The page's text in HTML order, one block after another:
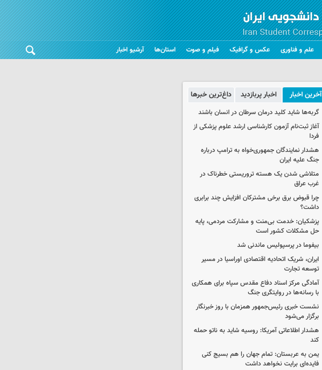
علم و فناوری عکس و گرافیک فیلم و صوت استان‌ها آرشیو اخبار
آخرین اخبار اخبار پربازدید داغ‌ترین خبرها
گربه‌ها شاید کلید درمان سرطان در انسان باشند
آغاز ثبت‌نام‌ آزمون کارشناسی ارشد علوم پزشکی از
فردا
هشدار نمایندگان جمهوری‌خواه به ترامپ درباره
جنگ علیه ایران
متلاشی شدن یک هسته تروریستی خطرناک در
غرب عراق
چرا قبوض برق برخی مشترکان افزایش چند برابری
داشت؟
پزشکیان: خدمت بی‌منت و مشارکت مردمی، پایه
حل مشکلات کشور است
بیفوما در پرسپولیس ماندنی شد
ایران، شریک اتحادیه اقتصادی اوراسیا در مسیر
توسعه تجارت
آمادگی مرکز اسناد دفاع مقدس سپاه برای همکاری
با رسانه‌ها در روایتگری جنگ
نشست خبری رئیس‌جمهور همزمان با روز خبرنگار
برگزار می‌شود
هشدار اطلاعاتی آمریکا: روسیه شاید به ناتو حمله
کند
یمن به عربستان: تمام جهان را هم بسیج کنی
فایده‌ای برایت نخواهد داشت